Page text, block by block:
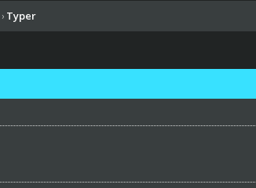
› Typer